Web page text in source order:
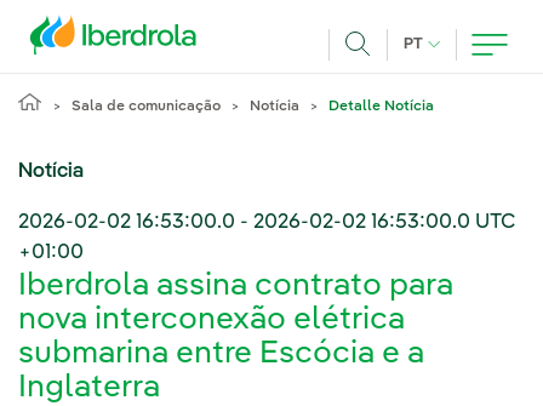
PT IDIOMA ATUAL,
Sala de comunicação Notícia Detalle Notícia
Notícia
2026-02-02 16:53:00.0 - 2026-02-02 16:53:00.0 UTC
+01:00
Iberdrola assina contrato para
nova interconexão elétrica
submarina entre Escócia e a
Inglaterra